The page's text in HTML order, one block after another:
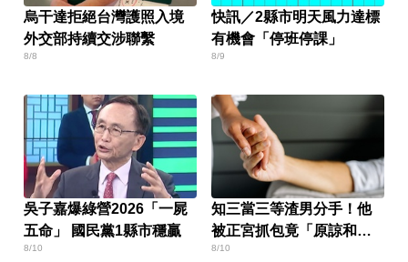
烏干達拒絕台灣護照入境
外交部持續交涉聯繫
8/8
快訊／2縣市明天風力達標
有機會「停班停課」
8/9
吳子嘉爆綠營2026「一屍
五命」 國民黨1縣市穩贏
8/10
知三當三等渣男分手！他
被正宮抓包竟「原諒和
好」妹子崩潰
8/10